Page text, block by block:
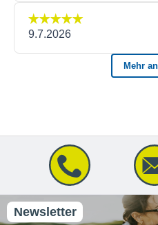
Newsletter